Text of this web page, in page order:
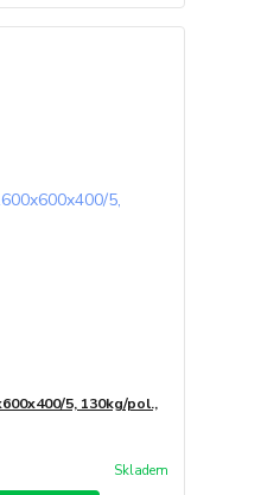
5, 130kg/pol.,
Skladem